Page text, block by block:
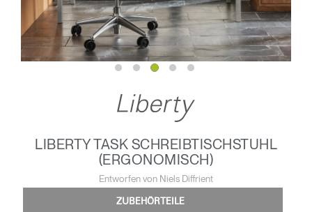
LIBERTY TASK SCHREIBTISCHSTUHL
(ERGONOMISCH)
Entworfen von Niels Diffrient
ZUBEHÖRTEILE